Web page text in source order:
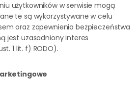
użytkowników w serwisie mogą
te są wykorzystywane w celu
oraz zapewnienia bezpieczeństwa
jest uzasadniony interes
1 lit. f) RODO).